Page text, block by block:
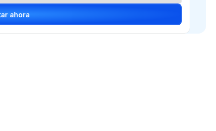
Solicitar ahora